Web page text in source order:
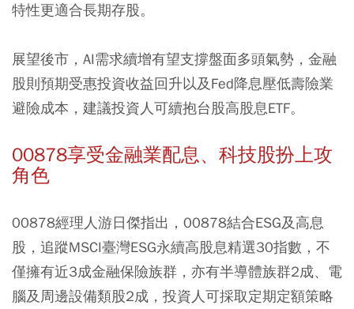
特性更適合長期存股。
展望後市，AI需求續增有望支撐盤面多頭氣勢，金融
股則預期受惠投資收益回升以及Fed降息壓低壽險業
避險成本，建議投資人可續抱台股高股息ETF。
00878享受金融業配息、科技股扮上攻
角色
00878經理人游日傑指出，00878結合ESG及高息
股，追蹤MSCI臺灣ESG永續高股息精選30指數，不
僅擁有近3成金融保險族群，亦有半導體族群2成、電
腦及周邊設備類股2成，投資人可採取定期定額策略